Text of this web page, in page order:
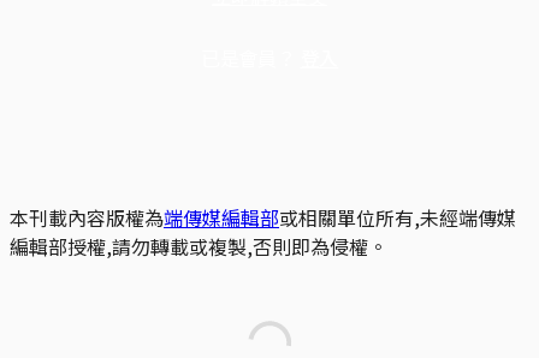
本刊載內容版權為端傳媒編輯部或相關單位所有,未經端傳媒
編輯部授權,請勿轉載或複製,否則即為侵權。